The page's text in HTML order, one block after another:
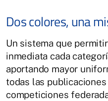
Dos colores, una
Un sistema que
inmediata cada
aportando mayor
todas las
competiciones